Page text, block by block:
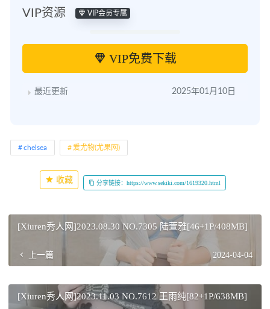
VIP资源 VIP会员专属
VIP免费下载
最近更新 2025年01月10日
chelsea 爱尤物(尤果网)
收藏 分享链接：https://www.sekiki.com/1619320.html
[Xiuren秀人网]2023.08.30 NO.7305 陆萱雅[46+1P/408MB]
上一篇 2024-04-04
[Xiuren秀人网]2023.11.03 NO.7612 王雨纯[82+1P/638MB]